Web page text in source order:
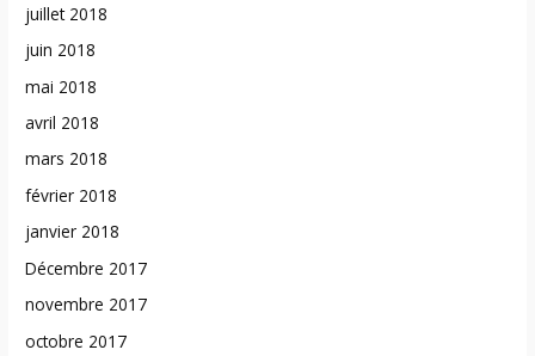
juillet 2018
juin 2018
mai 2018
avril 2018
mars 2018
février 2018
janvier 2018
Décembre 2017
novembre 2017
octobre 2017